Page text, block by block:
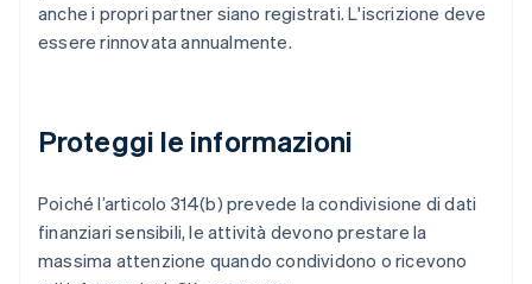
anche i propri partner siano registrati. L'iscrizione deve
essere rinnovata annualmente.
Proteggi le informazioni
Poiché l’articolo 314(b) prevede la condivisione di dati
finanziari sensibili, le attività devono prestare la
massima attenzione quando condividono o ricevono